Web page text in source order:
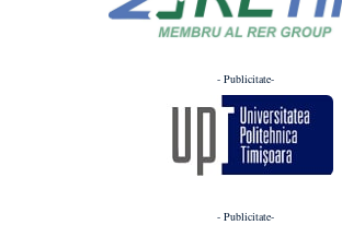
- Publicitate-
- Publicitate-